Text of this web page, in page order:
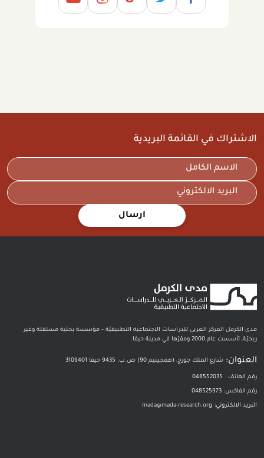
الاشتراك في القائمة البريدية
ارسال
مدى الكرمل المركز العربي للدراسات الاجتماعية التطبيقيّة – مؤسسة بحثية مستقلة وغير
ربحيّة، تأسست عام 2000 ومقرّها في مدينة حيفا.
العنوان: شارع الملك جورج، (همجينيم 90) ص.ب. 9435 حيفا 3109401
رقم الهاتف : 048552035
رقم الفاكس: 048525973
البريد الالكتروني: mada@mada-research.org